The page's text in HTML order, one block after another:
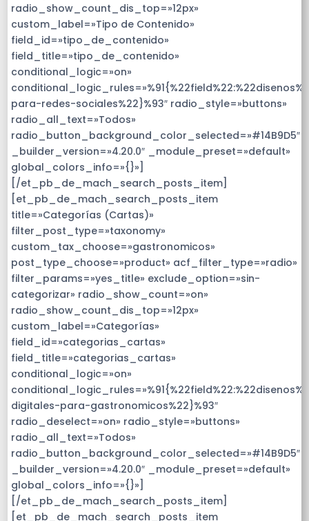
radio_show_count_dis_top=»12px»
custom_label=»Tipo de Contenido»
field_id=»tipo_de_contenido»
field_title=»tipo_de_contenido»
conditional_logic=»on»
para-redes-sociales%22}%93″ radio_style=»buttons»
radio_all_text=»Todos»
radio_button_background_color_selected=»#14B9D5″
_builder_version=»4.20.0″ _module_preset=»default»
global_colors_info=»{}»]
[/et_pb_de_mach_search_posts_item]
[et_pb_de_mach_search_posts_item
title=»Categorías (Cartas)»
filter_post_type=»taxonomy»
custom_tax_choose=»gastronomicos»
post_type_choose=»product» acf_filter_type=»radio»
filter_params=»yes_title» exclude_option=»sin-
categorizar» radio_show_count=»on»
radio_show_count_dis_top=»12px»
custom_label=»Categorías»
field_id=»categorias_cartas»
field_title=»categorias_cartas»
conditional_logic=»on»
digitales-para-gastronomicos%22}%93″
radio_deselect=»on» radio_style=»buttons»
radio_all_text=»Todos»
radio_button_background_color_selected=»#14B9D5″
_builder_version=»4.20.0″ _module_preset=»default»
global_colors_info=»{}»]
[/et_pb_de_mach_search_posts_item]
[et_pb_de_mach_search_posts_item